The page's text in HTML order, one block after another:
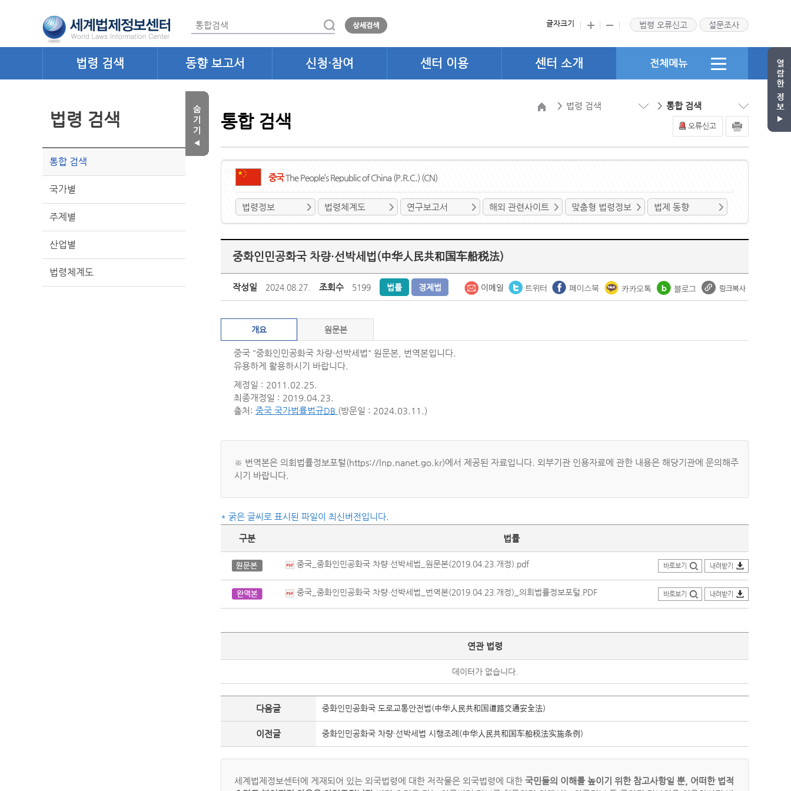
글자크기 법령 오류신고 설문조사
법령 검색 동향 보고서 신청·참여 센터 이용 센터 소개 전체메뉴
법령 검색
통합 검색
국가별
주제별
산업별
법령체계도
법령 검색 통합 검색
오류신고
통합 검색
중국The People’s Republic of China (P.R.C.) (CN)
법령정보 법령체계도 연구보고서 해외 관련사이트 맞춤형 법령정보 법제 동향
중화인민공화국 차량·선박세법(中华人民共和国车船税法)
작성일 2024.08.27. 조회수 5199 법률 경제법
개요 원문본
중국 "중화인민공화국 차량·선박세법" 원문본, 번역본입니다.
유용하게 활용하시기 바랍니다.
제정일 : 2011.02.25.
최종개정일 : 2019.04.23.
출처: 중국 국가법률법규DB (방문일 : 2024.03.11.)
※ 번역본은 의회법률정보포털(https://lnp.nanet.go.kr)에서 제공된 자료입니다. 외부기관 인용자료에 관한 내용은 해당기관에 문의해주
시기 바랍니다.
* 굵은 글씨로 표시된 파일이 최신버전입니다.
구분 법률
중국_중화인민공화국 차량·선박세법_원문본(2019.04.23.개정).pdf 바로보기 내려받기
중국_중화인민공화국 차량·선박세법_번역본(2019.04.23.개정)_의회법률정보포털.PDF 바로보기 내려받기
연관 법령
데이터가 없습니다.
다음글 중화인민공화국 도로교통안전법(中华人民共和国道路交通安全法)
이전글 중화인민공화국 차량·선박세법 시행조례(中华人民共和国车船税法实施条例)
세계법제정보센터에 게재되어 있는 외국법령에 대한 저작물은 외국법령에 대한 국민들의 이해를 높이기 위한 참고사항일 뿐, 어떠한 법적